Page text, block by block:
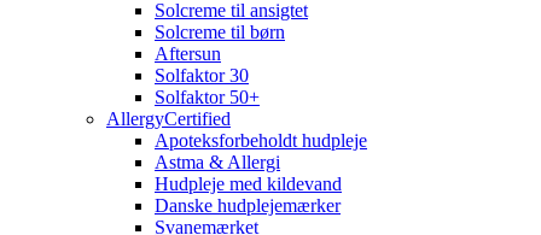
Solcreme til ansigtet
Solcreme til børn
Aftersun
Solfaktor 30
Solfaktor 50+
AllergyCertified
Apoteksforbeholdt hudpleje
Astma & Allergi
Hudpleje med kildevand
Danske hudplejemærker
Svanemærket